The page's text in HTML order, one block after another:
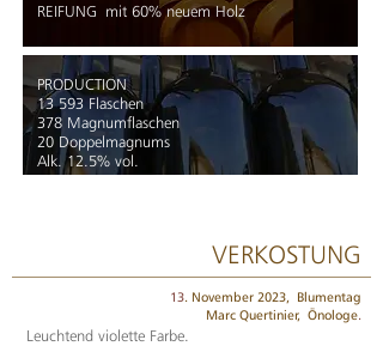
REIFUNG mit 60% neuem Holz
PRODUCTION
13 593 Flaschen
378 Magnumflaschen
20 Doppelmagnums
Alk. 12.5% vol.
VERKOSTUNG
13. November 2023, Blumentag
Marc Quertinier, Önologe.
Leuchtend violette Farbe.